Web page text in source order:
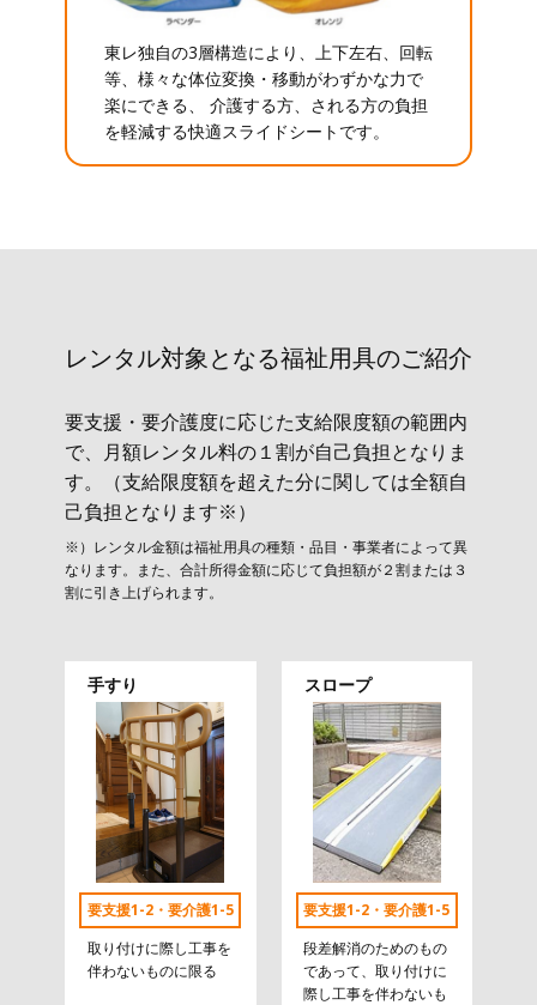
東レ独自の3層構造により、上下左右、回転
等、様々な体位変換・移動がわずかな力で
楽にできる、 介護する方、される方の負担
を軽減する快適スライドシートです。
レンタル対象と​なる福祉用具のご紹介
要支援・要介護度に応じた支給限度額の範囲内
で、月額レンタル料の１割が自己負担となりま
す。（支給限度額を超えた分に関しては全額自
己負担となります※）
※）レンタル金額は福祉用具の種類・品目・事業者によって異
なります。また、合計所得金額に応じて負担額が２割または３
割に引き上げられます。
手すり
要支援1-2・要介護1-5
取り付けに際し工事を
伴わないものに限る
スロープ
要支援1-2・要介護1-5
段差解消のためのもの
であって、取り付けに
際し工事を伴わないも